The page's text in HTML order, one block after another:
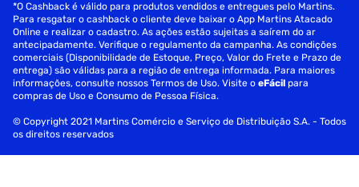
*O Cashback é válido para produtos vendidos e entregues pelo Martins.
Para resgatar o cashback o cliente deve baixar o App Martins Atacado
Online e realizar o cadastro. As ações estão sujeitas a saírem do ar
antecipadamente. Verifique o regulamento da campanha. As condições
comerciais (Disponibilidade de Estoque, Preço, Valor do Frete e Prazo de
entrega) são válidas para a região de entrega informada. Para maiores
informações, consulte nossos Termos de Uso. Visite oeFácil para
compras de Uso e Consumo de Pessoa Física.
© Copyright 2021 Martins Comércio e Serviço de Distribuição S.A. - Todos
os direitos reservados